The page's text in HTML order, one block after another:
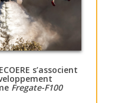
s’associent
Fregate-F100